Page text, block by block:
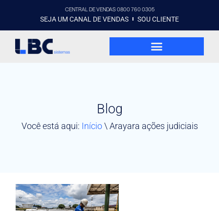
CENTRAL DE VENDAS 0800 760 0305
SEJA UM CANAL DE VENDAS SOU CLIENTE
Blog
Você está aqui: Início\ Arayara ações judiciais